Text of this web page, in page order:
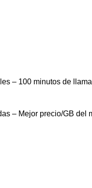
– 100 minutos de
– Mejor precio/GB del